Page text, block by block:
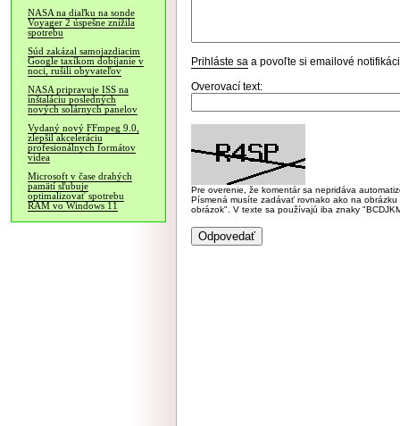
NASA na diaľku na sonde
Voyager 2 úspešne znížila
spotrebu
Súd zakázal samojazdiacim
Google taxíkom dobíjanie v
noci, rušili obyvateľov
NASA pripravuje ISS na
inštaláciu posledných
nových solárnych panelov
Vydaný nový FFmpeg 9.0,
zlepšil akceleráciu
profesionálnych formátov
videa
Microsoft v čase drahých
pamätí sľubuje
optimalizovať spotrebu
RAM vo Windows 11
Prihláste sa a povoľte si emailové
Overovací text:
Pre overenie, že komentár sa nepridáva
Písmená musíte zadávať rovnako ako na
obrázok". V texte sa používajú iba znaky